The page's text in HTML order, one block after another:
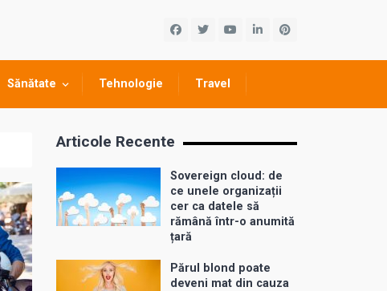
Sănătate Tehnologie Travel
Articole Recente
Sovereign cloud: de
ce unele organizații
cer ca datele să
rămână într-o anumită
țară
Părul blond poate
deveni mat din cauza